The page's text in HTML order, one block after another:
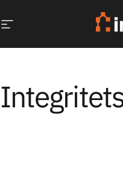
WebbplatsnavigeringInlux